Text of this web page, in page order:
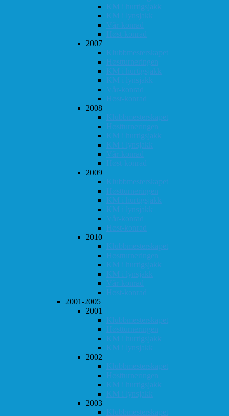
KM i hurtigsjakk
KM i lynsjakk
Vår-konrad
Høst-konrad
2007
Klubbmesterskapet
Høstturneringen
KM i hurtigsjakk
KM i lynsjakk
Vår-konrad
Høst-konrad
2008
Klubbmesterskapet
Høstturneringen
KM i hurtigsjakk
KM i lynsjakk
Vår-konrad
Høst-konrad
2009
Klubbmesterskapet
Høstturneringen
KM i hurtigsjakk
KM i lynsjakk
Vår-konrad
Høst-konrad
2010
Klubbmesterskapet
Høstturneringen
KM i hurtigsjakk
KM i lynsjakk
Vår-konrad
Høst-konrad
2001-2005
2001
Klubbmesterskapet
Høstturneringen
KM i hurtigsjakk
KM i lynsjakk
2002
Klubbmesterskapet
Høstturneringen
KM i hurtigsjakk
KM i lynsjakk
2003
Klubbmesterskapet